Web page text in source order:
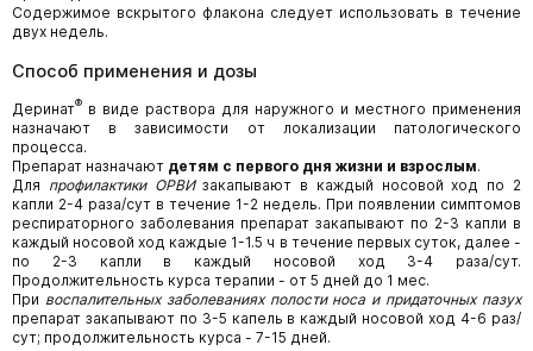
Содержимое вскрытого флакона следует использовать в течение
двух недель.
Способ применения и дозы
Деринат® в виде раствора для наружного и местного применения
назначают в зависимости от локализации патологического
процесса.
Препарат назначают детям с первого дня жизни и взрослым.
Для профилактики ОРВИзакапывают в каждый носовой ход по 2
капли 2-4 раза/сут в течение 1-2 недель. При появлении симптомов
респираторного заболевания препарат закапывают по 2-3 капли в
каждый носовой ход каждые 1-1.5 ч в течение первых суток, далее -
по 2-3 капли в каждый носовой ход 3-4 раза/сут.
Продолжительность курса терапии - от 5 дней до 1 мес.
При воспалительных заболеваниях полости носа и придаточных пазух
препарат закапывают по 3-5 капель в каждый носовой ход 4-6 раз/
сут; продолжительность курса - 7-15 дней.